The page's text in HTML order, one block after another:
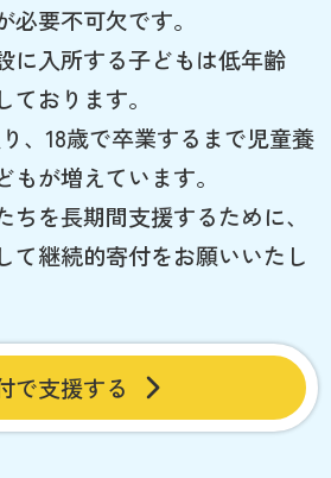
要不可欠です。
に入所する子どもは低年齢
おります。
、18歳で卒業するまで児童養
が増えています。
ちを長期間支援するために、
て継続的寄付をお願いいたし
で支援する